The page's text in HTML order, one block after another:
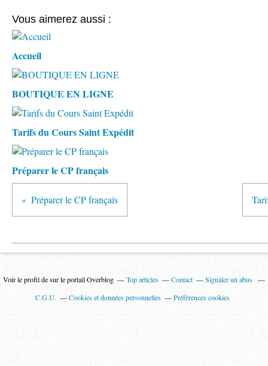
Vous aimerez aussi :
Accueil
BOUTIQUE EN LIGNE
Tarifs du Cours Saint Expédit
Préparer le CP français
Préparer le CP français
Voir le profil desur le portail Overblog Top articles Contact
Signaler un abus
C.G.U.
Cookies et données personnelles Préférences cookies